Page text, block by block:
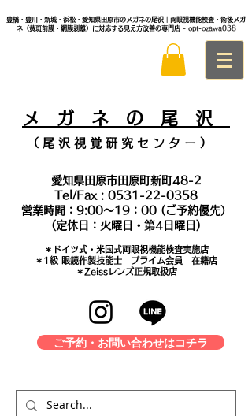
豊橋・豊川・新城・浜松・愛知県田原市のメガネの尾沢｜両眼視機能検査・術後メガ
ネ（黄斑前膜・網膜剥離）に対応する見え方改善の専門店 - opt-ozawa038
メ ガ ネ の 尾 沢
（ 尾 沢 視 覚 研 究 セ ン タ ー ）
愛知県田原市田原町新町48-2
Tel/Fax : 0531-22-0358
営業時間：9:00～19：00 (ご予約優先）
(定休日：火曜日・第4日曜日)
＊​ドイツ式・米国式両眼視機能検査実施店
​＊1級 眼鏡作製技能士 プライム会員 在籍店
＊Zeissレンズ正規取扱店
ご予約・お問い合わせはコチラ